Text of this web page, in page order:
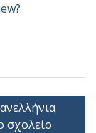
σχολείο